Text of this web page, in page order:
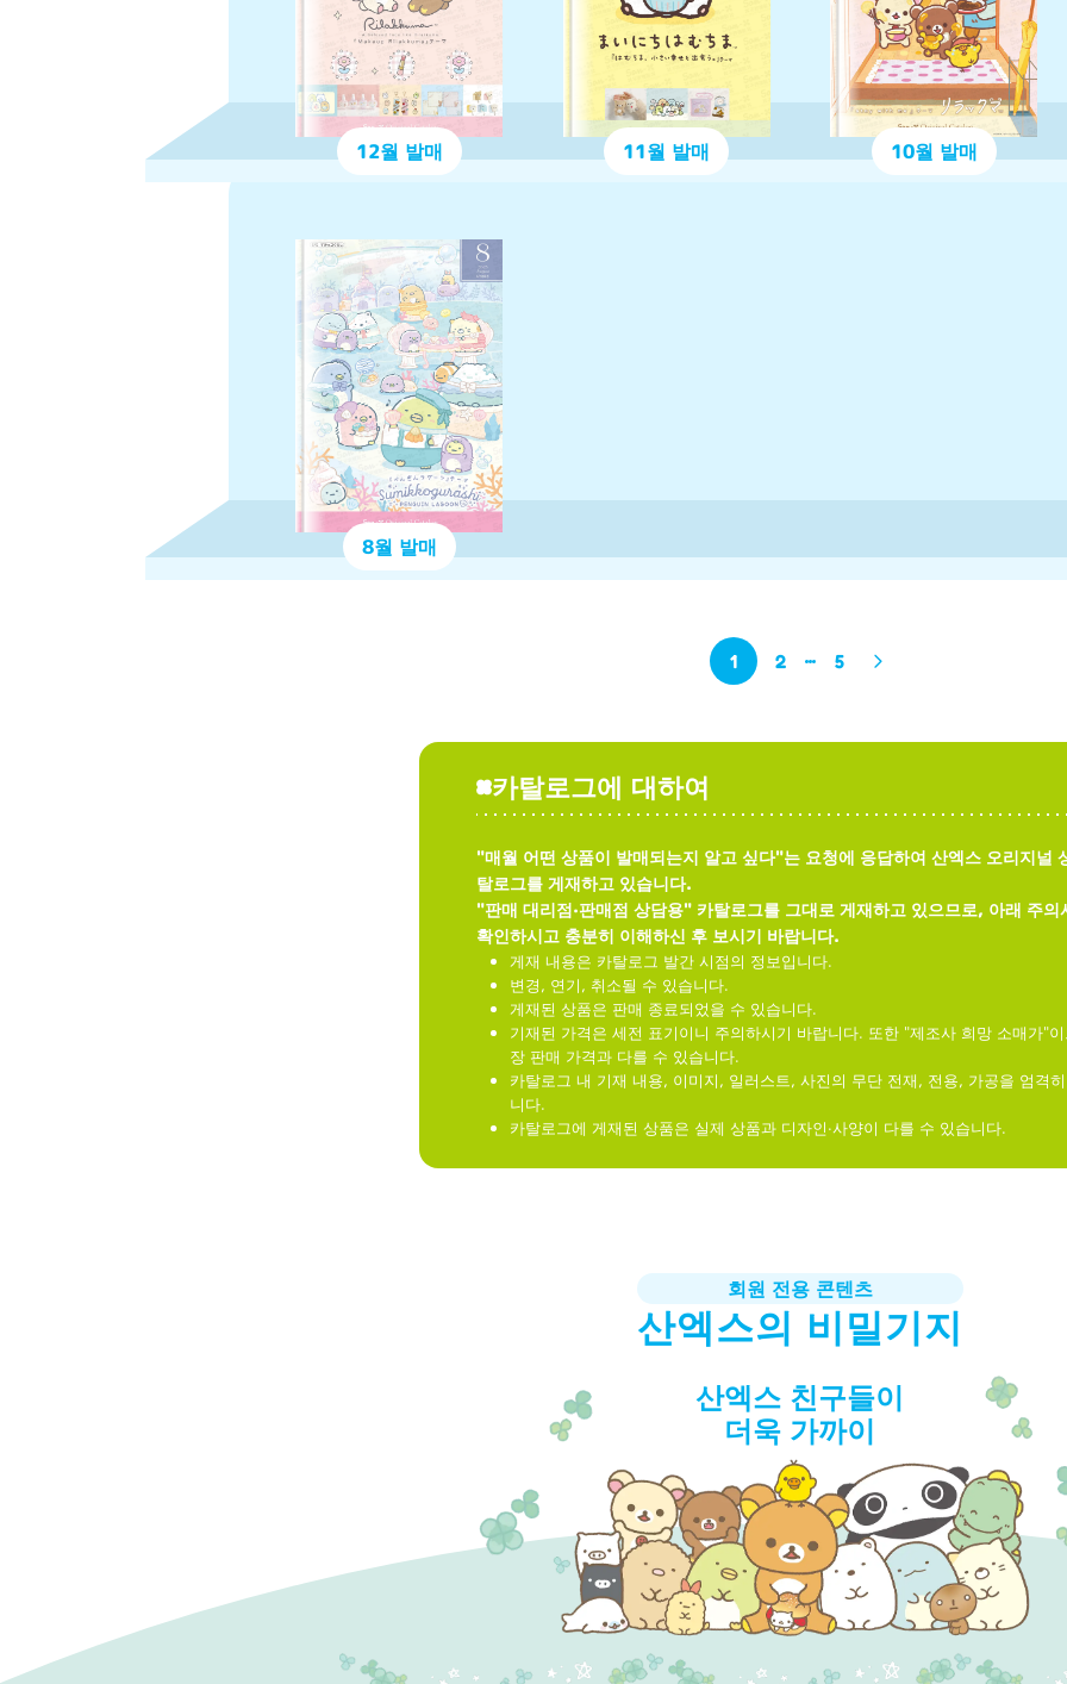
12월 발매 11월 발매 10월 발매
8월 발매
1 2 5
카탈로그에 대하여
"매월 어떤 상품이 발매되는지 알고 싶다"는 요청에 응답하여 산엑스 오리지널
탈로그를 게재하고 있습니다.
"판매 대리점·판매점 상담용" 카탈로그를 그대로 게재하고 있으므로, 아래 주의
확인하시고 충분히 이해하신 후 보시기 바랍니다.
게재 내용은 카탈로그 발간 시점의 정보입니다.
변경, 연기, 취소될 수 있습니다.
게재된 상품은 판매 종료되었을 수 있습니다.
기재된 가격은 세전 표기이니 주의하시기 바랍니다. 또한 "제조사 희망 소매가"이
장 판매 가격과 다를 수 있습니다.
카탈로그 내 기재 내용, 이미지, 일러스트, 사진의 무단 전재, 전용, 가공을 엄격
니다.
카탈로그에 게재된 상품은 실제 상품과 디자인·사양이 다를 수 있습니다.
회원 전용 콘텐츠
산엑스의 비밀기지
산엑스 친구들이
더욱 가까이